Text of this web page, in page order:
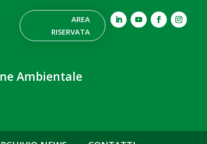
AREA
RISERVATA
Ambientale